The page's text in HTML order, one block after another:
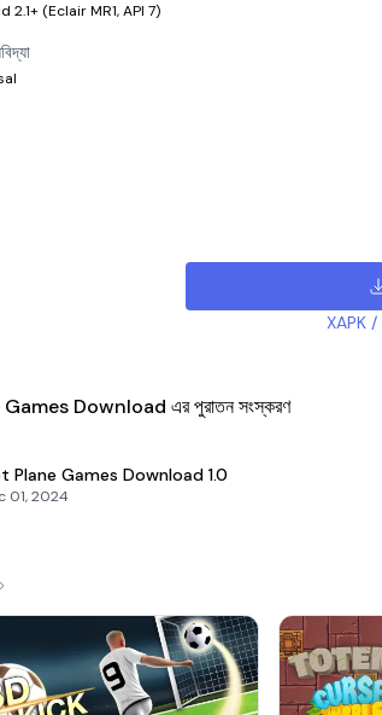
2.1+ (Eclair MR1, API 7)
XAPK /
Download এর পুরাতন সংস্করণ
Plane Games Download 1.0
01, 2024